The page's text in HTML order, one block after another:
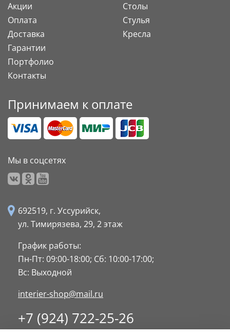
Акции
Оплата
Доставка
Гарантии
Портфолио
Контакты
Столы
Стулья
Кресла
Принимаем к оплате
Мы в соцсетях
692519, г. Уссурийск,
ул. Тимирязева, 29, 2 этаж
График работы:
Пн-Пт: 09:00-18:00; Сб: 10:00-17:00;
Вс: Выходной
interier-shop@mail.ru
+7 (924) 722-25-26